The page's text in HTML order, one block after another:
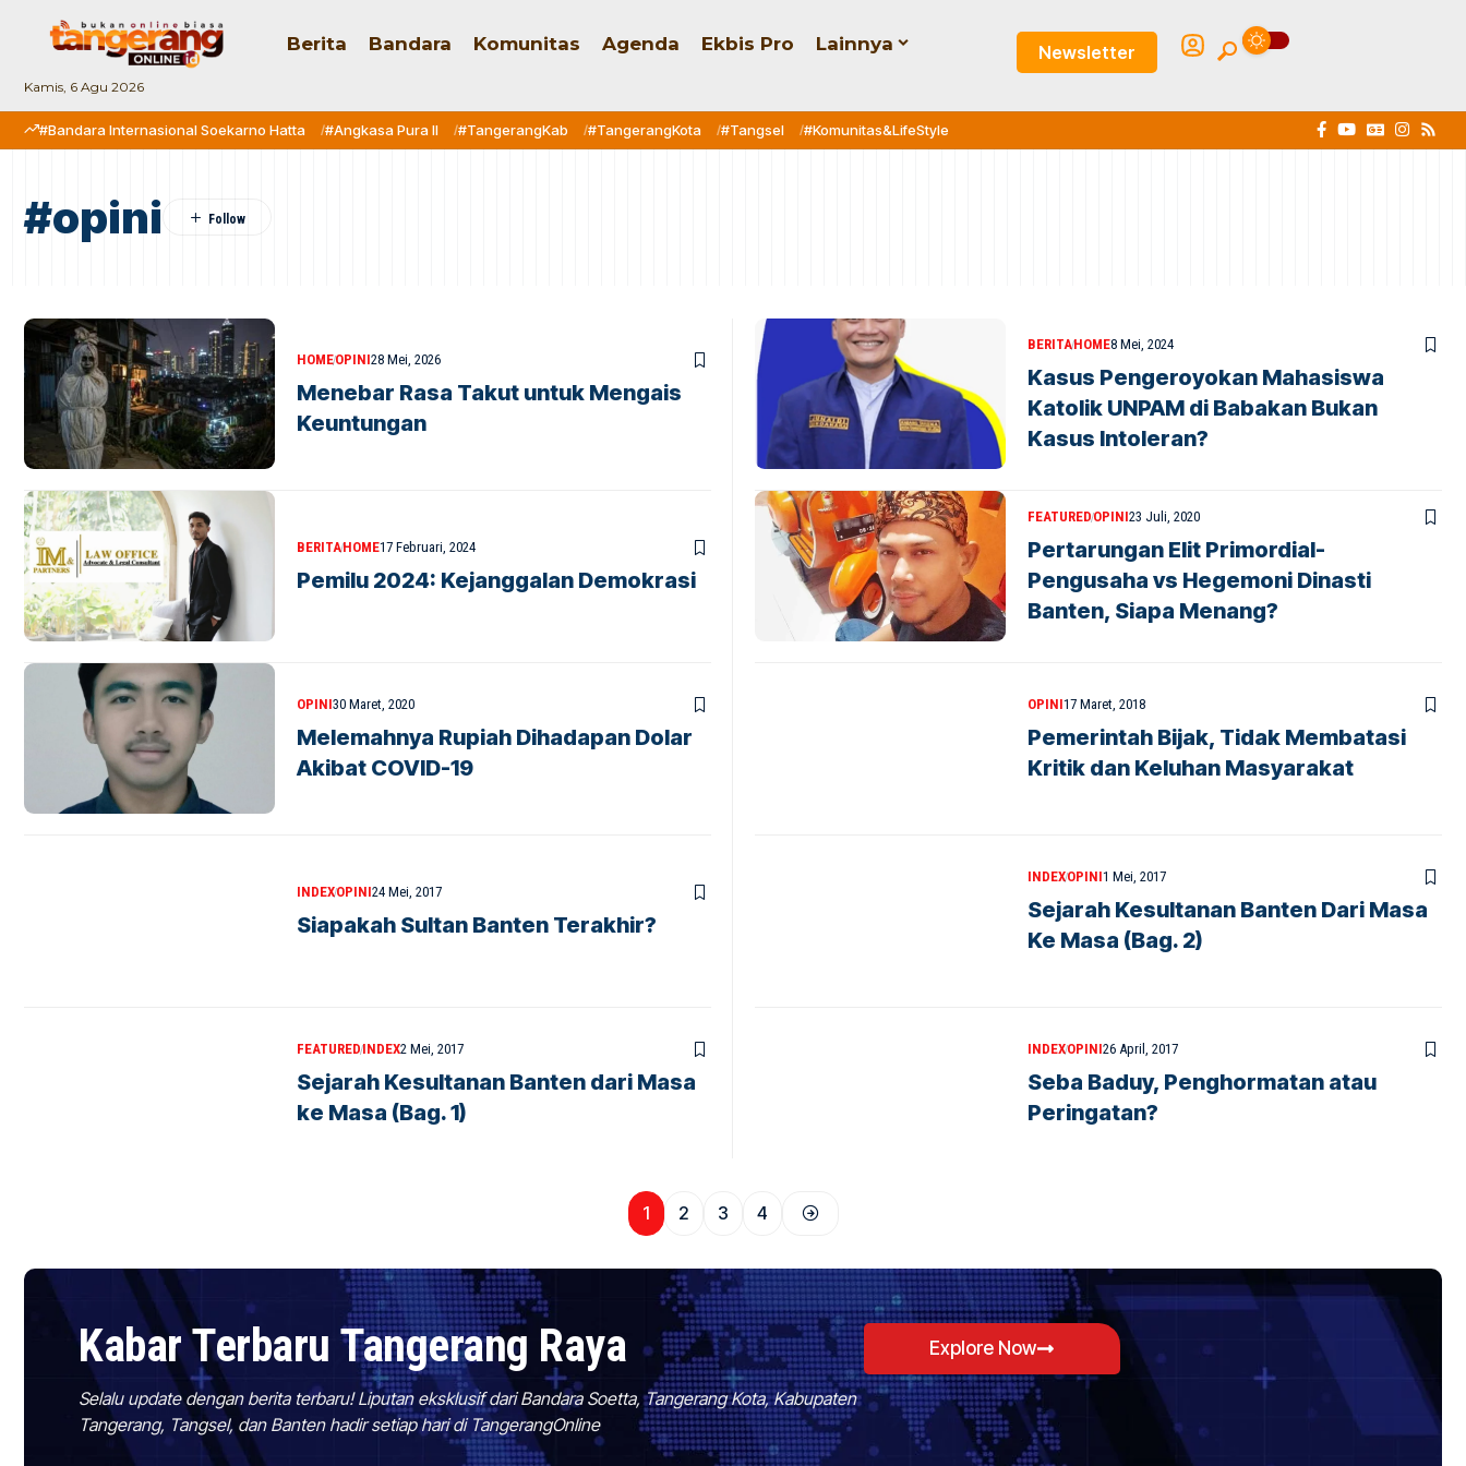
Kamis, 6 Agu 2026
Berita Bandara Komunitas Agenda Ekbis Pro Lainnya Newsletter
#Bandara Internasional Soekarno Hatta #Angkasa Pura II #TangerangKab #TangerangKota #Tangsel #Komunitas&LifeStyle
#opini
HOMEOPINI28 Mei, 2026
Menebar Rasa Takut untuk Mengais
Keuntungan
BERITAHOME8 Mei, 2024
Kasus Pengeroyokan Mahasiswa
Katolik UNPAM di Babakan Bukan
Kasus Intoleran?
BERITAHOME17 Februari, 2024
Pemilu 2024: Kejanggalan Demokrasi
FEATUREDOPINI23 Juli, 2020
Pertarungan Elit Primordial-
Pengusaha vs Hegemoni Dinasti
Banten, Siapa Menang?
OPINI30 Maret, 2020
Melemahnya Rupiah Dihadapan Dolar
Akibat COVID-19
OPINI17 Maret, 2018
Pemerintah Bijak, Tidak Membatasi
Kritik dan Keluhan Masyarakat
INDEXOPINI24 Mei, 2017
Siapakah Sultan Banten Terakhir?
INDEXOPINI1 Mei, 2017
Sejarah Kesultanan Banten Dari Masa
Ke Masa (Bag. 2)
FEATUREDINDEX2 Mei, 2017
Sejarah Kesultanan Banten dari Masa
ke Masa (Bag. 1)
INDEXOPINI26 April, 2017
Seba Baduy, Penghormatan atau
Peringatan?
1 2 3 4
Kabar Terbaru Tangerang Raya
Selalu update dengan berita terbaru! Liputan eksklusif dari Bandara Soetta, Tangerang Kota, Kabupaten
Tangerang, Tangsel, dan Banten hadir setiap hari di TangerangOnline
Explore Now